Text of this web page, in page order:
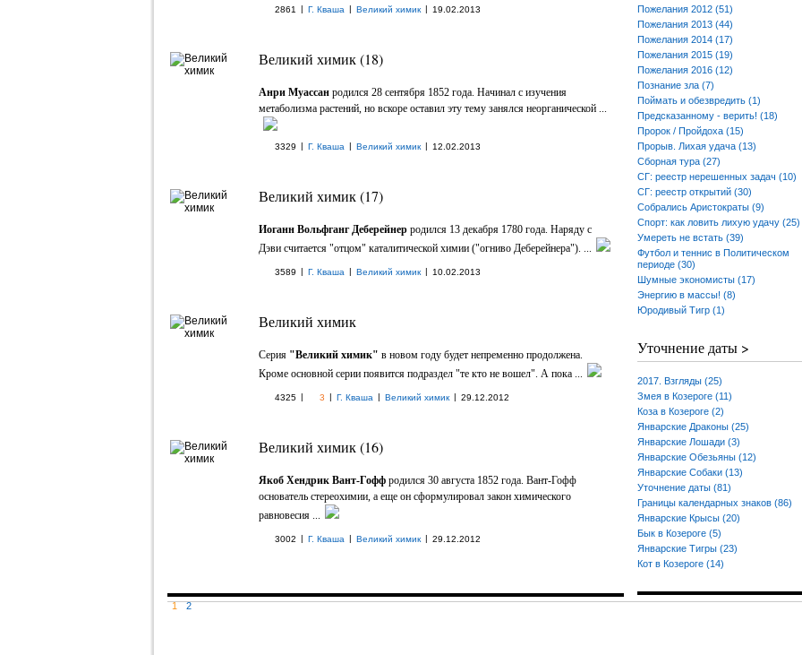
2861 | Г. Кваша | Великий химик | 19.02.2013
Великий химик (18)
Анри Муассан родился 28 сентября 1852 года. Начинал с изучения
метаболизма растений, но вскоре оставил эту тему занялся неорганической ...
3329 | Г. Кваша | Великий химик | 12.02.2013
Великий химик (17)
Иоганн Вольфганг Деберейнер родился 13 декабря 1780 года. Наряду с
Дэви считается "отцом" каталитической химии ("огниво Деберейнера"). ...
3589 | Г. Кваша | Великий химик | 10.02.2013
Великий химик
Серия "Великий химик" в новом году будет непременно продолжена.
Кроме основной серии появится подраздел "те кто не вошел". А пока ...
4325 | 3 | Г. Кваша | Великий химик | 29.12.2012
Великий химик (16)
Якоб Хендрик Вант-Гофф родился 30 августа 1852 года. Вант-Гофф
основатель стереохимии, а еще он сформулировал закон химического
равновесия ...
3002 | Г. Кваша | Великий химик | 29.12.2012
1 2
Пожелания 2012 (51)
Пожелания 2013 (44)
Пожелания 2014 (17)
Пожелания 2015 (19)
Пожелания 2016 (12)
Познание зла (7)
Поймать и обезвредить (1)
Предсказанному - верить! (18)
Пророк / Пройдоха (15)
Прорыв. Лихая удача (13)
Сборная тура (27)
СГ: реестр нерешенных задач (10)
СГ: реестр открытий (30)
Собрались Аристократы (9)
Спорт: как ловить лихую удачу (25)
Умереть не встать (39)
Футбол и теннис в Политическом
периоде (30)
Шумные экономисты (17)
Энергию в массы! (8)
Юродивый Тигр (1)
Уточнение даты >
2017. Взгляды (25)
Змея в Козероге (11)
Коза в Козероге (2)
Январские Драконы (25)
Январские Лошади (3)
Январские Обезьяны (12)
Январские Собаки (13)
Уточнение даты (81)
Границы календарных знаков (86)
Январские Крысы (20)
Бык в Козероге (5)
Январские Тигры (23)
Кот в Козероге (14)